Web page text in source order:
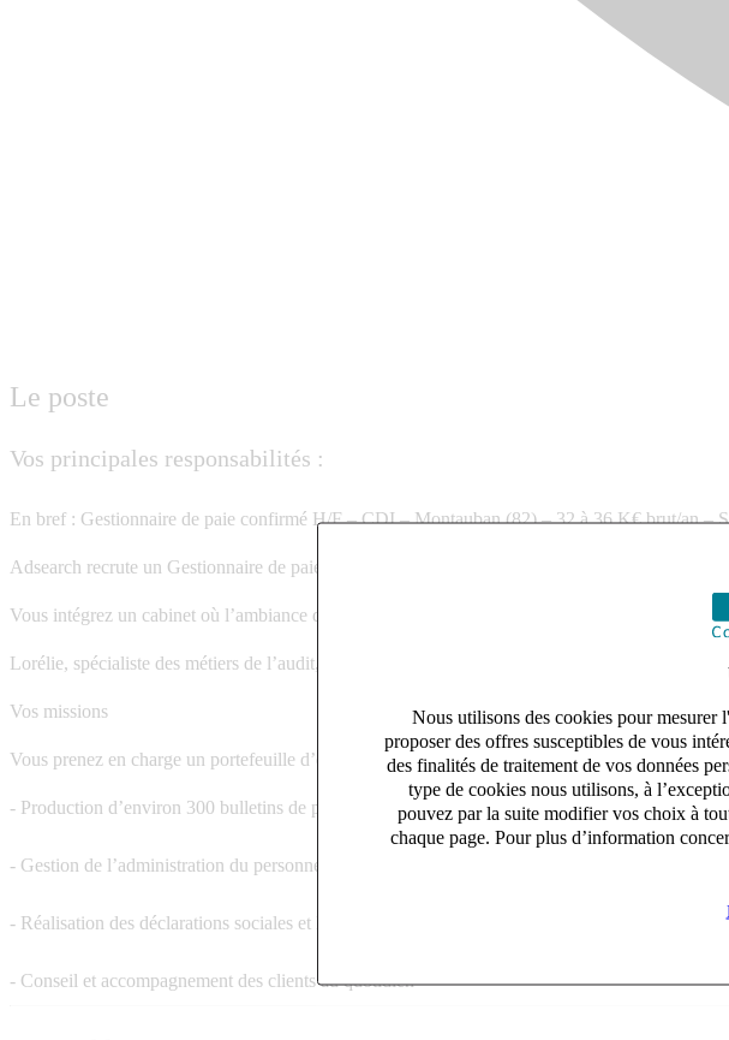
Nous utilisons des cookies pour mesurer
proposer des offres susceptibles de vous
des finalités de traitement de vos données
type de cookies nous utilisons, à
pouvez par la suite modifier vos choix à
chaque page. Pour plus d’information
Le poste
Vos principales responsabilités :
En bref : Gestionnaire de paie confirmé H/F – CDI – Montauban (82) – 32 à 36 K€ brut/an –
Adsearch recrute un Gestionnaire de paie confirmé H/F en CDI pour le compte de l’un de ses
Vous intégrez un cabinet où l’ambiance de travail, la cohésion d’équipe et
Lorélie, spécialiste des métiers de l’audit, de l’expertise comptable et du social chez Adsearch,
Vos missions
Vous prenez en charge un portefeuille d’environ 60 dossiers multi-conventions et intervenez
- Production d’environ 300 bulletins de paie mensuels via SILAE
- Gestion de l’administration du personnel (entrées/sorties, contrats de travail, relations avec
- Réalisation des déclarations sociales et DSN
- Conseil et accompagnement des clients au quotidien